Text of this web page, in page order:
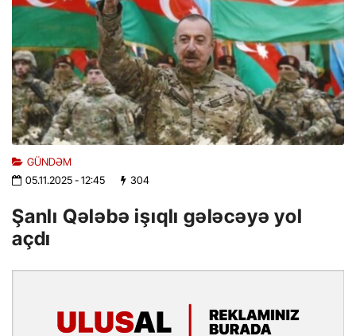
GÜNDƏM
05.11.2025- 12:45 304
Şanlı Qələbə işıqlı gələcəyə yol
açdı